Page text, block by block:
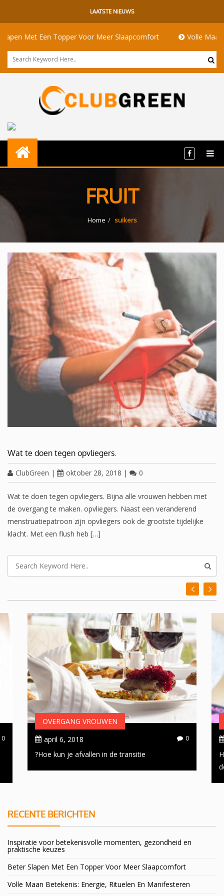
LAATSTE NIEUWS
Met Een Topper Voor Meer Slaapcomfort Volle Maan
FRUIT
Home suikers
Wat te doen tegen opvliegers.
ClubGreen | oktober 28, 2018 | 0
Wat te doen tegen opvliegers. Bijna alle vrouwen hebben met
de overgang te maken. opvliegers. Naast een veranderend
menstruatiepatroon zijn opvliegers ook de grootste tijdelijke
klacht. Met een flush heb […]
OVERGANG VROUWEN
april 6, 2018
0
Hoe kun je afvallen in de transitie?
0
RECENTE BERICHTEN
Inspiratie voor betekenisvolle momenten, gezondheid en
praktische keuzes
Beter Slapen Met Een Topper Voor Meer Slaapcomfort
Volle Maan Betekenis: Energie, Rituelen En Manifesteren